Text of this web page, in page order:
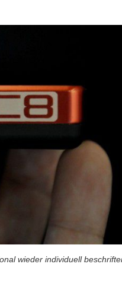
wieder individuell